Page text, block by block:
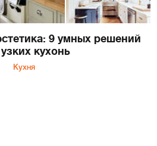
9 умных решений
кухонь
Кухня